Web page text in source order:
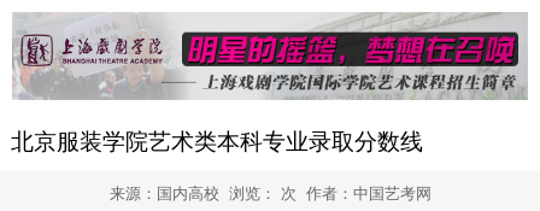
北京服装学院艺术类本科专业录取分数线
来源：国内高校 浏览： 次 作者： 中国艺考网